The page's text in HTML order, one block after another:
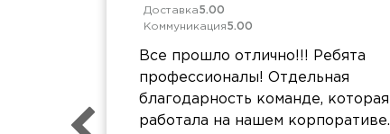
Доставка5.00
Коммуникация5.00
Все прошло отлично!!! Ребята
профессионалы! Отдельная
благодарность команде, которая
работала на нашем корпоративе.